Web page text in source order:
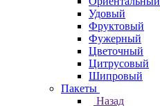
Удовый
Фруктовый
Фужерный
Цветочный
Цитрусовый
Шипровый
Пакеты
Назад